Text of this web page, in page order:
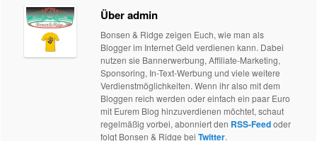
Über admin
Bonsen & Ridge zeigen Euch, wie man als
Blogger im Internet Geld verdienen kann. Dabei
nutzen sie Bannerwerbung, Affiliate-Marketing,
Sponsoring, In-Text-Werbung und viele weitere
Verdienstmöglichkeiten. Wenn ihr also mit dem
Bloggen reich werden oder einfach ein paar Euro
mit Eurem Blog hinzuverdienen möchtet, schaut
regelmäßig vorbei, abonniert den RSS-Feedoder
folgt Bonsen & Ridge beiTwitter.